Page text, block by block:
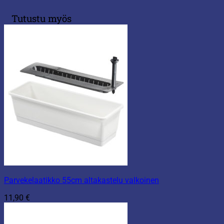
Tutustu myös
Parvekelaatikko 55cm altakastelu valkoinen
11,90 €